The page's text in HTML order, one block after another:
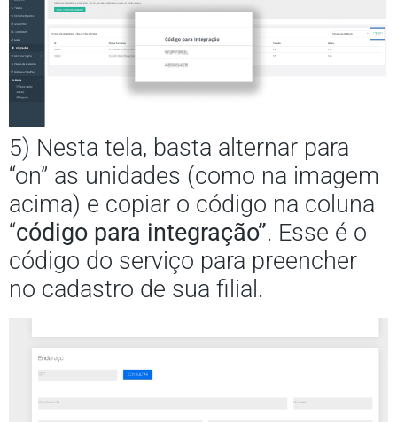
5) Nesta tela, basta alternar para
“on” as unidades (como na imagem
acima) e copiar o código na coluna
“código para integração”. Esse é o
código do serviço para preencher
no cadastro de sua filial.